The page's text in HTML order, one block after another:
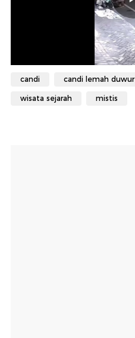
candi candi lemah duwur
wisata sejarah mistis